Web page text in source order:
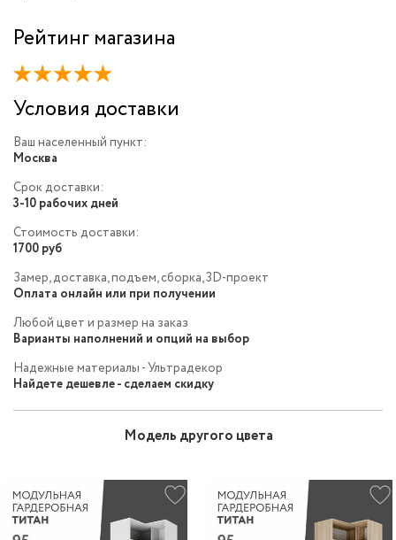
Рейтинг магазина
Условия доставки
Ваш населенный пункт:
Москва
Срок доставки:
3-10 рабочих дней
Стоимость доставки:
1700 руб
Замер, доставка, подъем, сборка, 3D-проект
Оплата онлайн или при получении
Любой цвет и размер на заказ
Варианты наполнений и опций на выбор
Надежные материалы - Ультрадекор
Найдете дешевле - сделаем скидку
Модель другого цвета